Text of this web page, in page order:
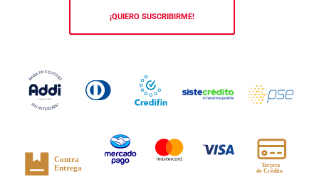
¡QUIERO SUSCRIBIRME!